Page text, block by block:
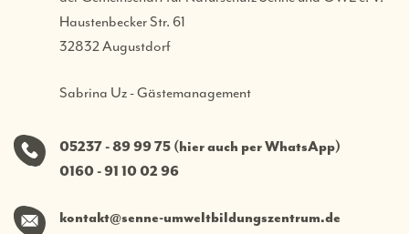
Haustenbecker Str. 61
32832 Augustdorf
Sabrina Uz - Gästemanagement
05237 - 89 99 75 (hier auch per WhatsApp)
0160 - 91 10 02 96
kontakt@senne-umweltbildungszentrum.de